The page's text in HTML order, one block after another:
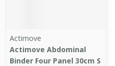
Actimove
Actimove Abdominal
Binder Four Panel 30cm S